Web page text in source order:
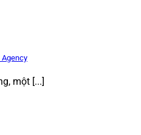
Agency
một [...]